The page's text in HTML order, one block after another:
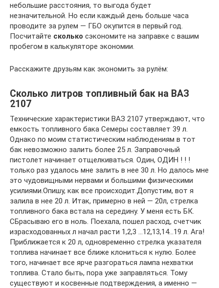
небольшие расстояния, то выгода будет
незначительной. Но если каждый день больше часа
проводите за рулем — ГБО окупится в первый год.
Посчитайте сколько сэкономите на заправке с вашим
пробегом в калькуляторе экономии.
Расскажите друзьям как экономить за рулём:
Сколько литров топливный бак на ВАЗ
2107
Технические характеристики ВАЗ 2107 утверждают, что
емкость топливного бака Семеры составляет 39 л.
Однако по моим статистическим наблюдениям в тот
бак невозможно залить более 25 л. Заправочный
пистолет начинает отщелкиваться. Один, ОДИН ! ! !
только раз удалось мне залить в нее 30 л. Но далось мне
это чудовищными нервами и большими физическими
усилиями.Опишу, как все происходит.Допустим, вот я
залила в нее 20 л. Итак, примерно в ней — 20л, стрелка
топливного бака встала на середину. У меня есть БК.
СБрасываю его в ноль. Поехала, пошел расход, счетчик
израсходованных л начал расти 1,2,3 …12,13,14…19 л. Ага!
Приближается к 20 л, одновременно стрелка указателя
топлива начинает все ближе клониться к нулю. Более
того, начинает все ярче разгораться лампа нехватки
топлива. Стало быть, пора уже заправляться. Тому
существуют и косвенные подтверждения, а именно —